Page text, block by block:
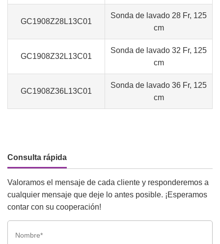
GC1908Z28L13C01
Sonda de lavado 28 Fr, 125
cm
GC1908Z32L13C01
Sonda de lavado 32 Fr, 125
cm
GC1908Z36L13C01
Sonda de lavado 36 Fr, 125
cm
Consulta rápida
Valoramos el mensaje de cada cliente y responderemos a
cualquier mensaje que deje lo antes posible. ¡Esperamos
contar con su cooperación!